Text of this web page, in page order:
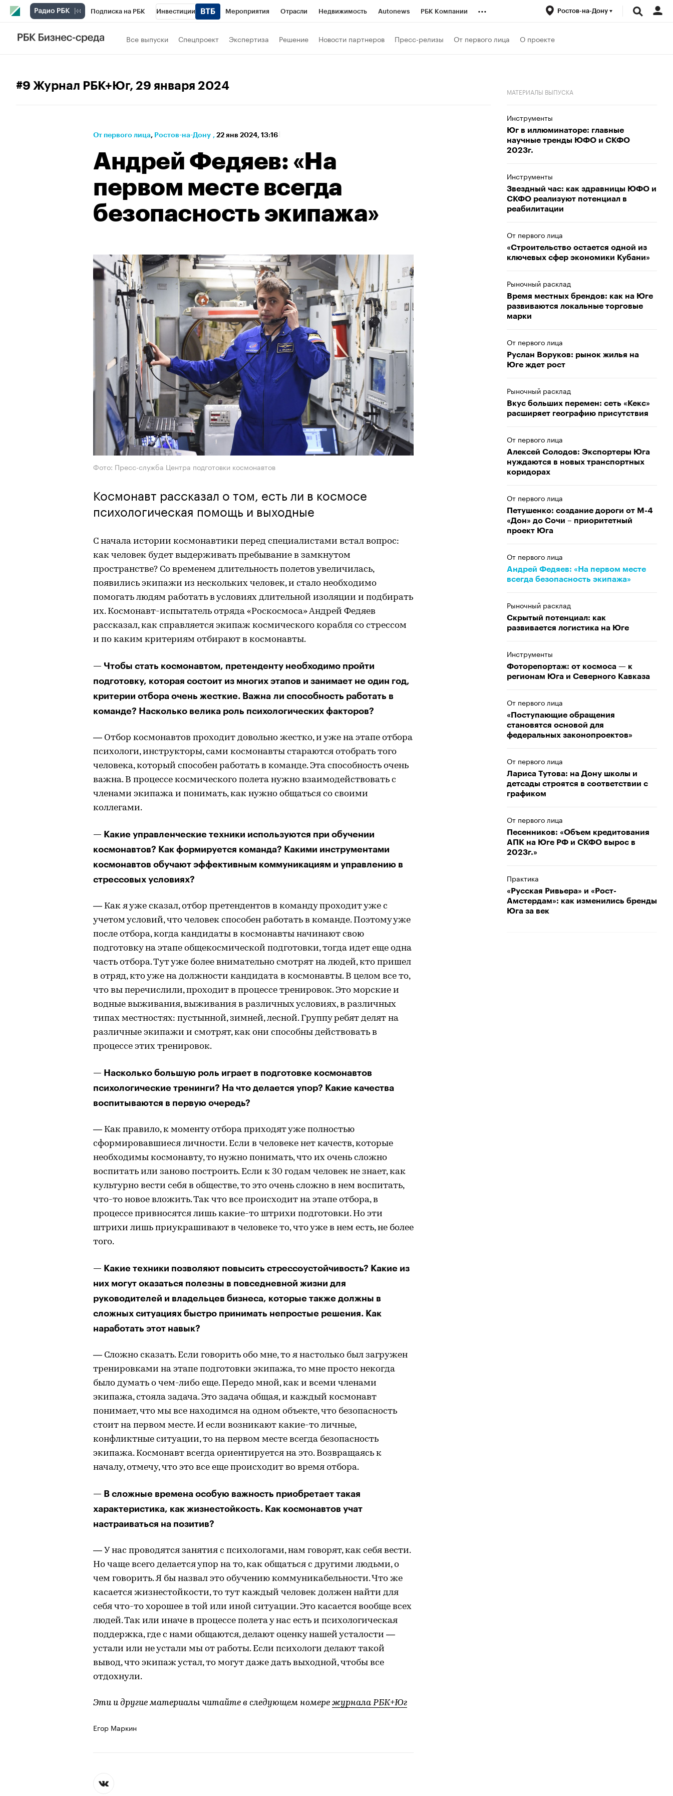
Подписка на РБК Инвестиции Мероприятия Отрасли Недвижимость Autonews РБК Компании
Телеканал
... Ростов-на-Дону
Все выпуски Спецпроект Экспертиза Решение Новости партнеров Пресс-релизы От первого лица О проекте
#9 Журнал РБК+Юг, 29 января 2024
От первого лица⁠, Ростов-на-Дону , 22 янв 2024, 13:16
Андрей Федяев: «На
первом месте всегда
безопасность экипажа»
Фото: Пресс-служба Центра подготовки космонавтов
Космонавт рассказал о том, есть ли в космосе
психологическая помощь и выходные
С начала истории космонавтики перед специалистами встал вопрос:
как человек будет выдерживать пребывание в замкнутом
пространстве? Со временем длительность полетов увеличилась,
появились экипажи из нескольких человек, и стало необходимо
помогать людям работать в условиях длительной изоляции и подбирать
их. Космонавт-испытатель отряда «Роскосмоса» Андрей Федяев
рассказал, как справляется экипаж космического корабля со стрессом
и по каким критериям отбирают в космонавты.
— Чтобы стать космонавтом, претенденту необходимо пройти
подготовку, которая состоит из многих этапов и занимает не один год,
критерии отбора очень жесткие. Важна ли способность работать в
команде? Насколько велика роль психологических факторов?
— Отбор космонавтов проходит довольно жестко, и уже на этапе отбора
психологи, инструкторы, сами космонавты стараются отобрать того
человека, который способен работать в команде. Эта способность очень
важна. В процессе космического полета нужно взаимодействовать с
членами экипажа и понимать, как нужно общаться со своими
коллегами.
— Какие управленческие техники используются при обучении
космонавтов? Как формируется команда? Какими инструментами
космонавтов обучают эффективным коммуникациям и управлению в
стрессовых условиях?
— Как я уже сказал, отбор претендентов в команду проходит уже с
учетом условий, что человек способен работать в команде. Поэтому уже
после отбора, когда кандидаты в космонавты начинают свою
подготовку на этапе общекосмической подготовки, тогда идет еще одна
часть отбора. Тут уже более внимательно смотрят на людей, кто пришел
в отряд, кто уже на должности кандидата в космонавты. В целом все то,
что вы перечислили, проходит в процессе тренировок. Это морские и
водные выживания, выживания в различных условиях, в различных
типах местностях: пустынной, зимней, лесной. Группу ребят делят на
различные экипажи и смотрят, как они способны действовать в
процессе этих тренировок.
— Насколько большую роль играет в подготовке космонавтов
психологические тренинги? На что делается упор? Какие качества
воспитываются в первую очередь?
— Как правило, к моменту отбора приходят уже полностью
сформировавшиеся личности. Если в человеке нет качеств, которые
необходимы космонавту, то нужно понимать, что их очень сложно
воспитать или заново построить. Если к 30 годам человек не знает, как
культурно вести себя в обществе, то это очень сложно в нем воспитать,
что-то новое вложить. Так что все происходит на этапе отбора, в
процессе привносятся лишь какие-то штрихи подготовки. Но эти
штрихи лишь приукрашивают в человеке то, что уже в нем есть, не более
того.
— Какие техники позволяют повысить стрессоустойчивость? Какие из
них могут оказаться полезны в повседневной жизни для
руководителей и владельцев бизнеса, которые также должны в
сложных ситуациях быстро принимать непростые решения. Как
наработать этот навык?
— Сложно сказать. Если говорить обо мне, то я настолько был загружен
тренировками на этапе подготовки экипажа, то мне просто некогда
было думать о чем-либо еще. Передо мной, как и всеми членами
экипажа, стояла задача. Это задача общая, и каждый космонавт
понимает, что мы все находимся на одном объекте, что безопасность
стоит на первом месте. И если возникают какие-то личные,
конфликтные ситуации, то на первом месте всегда безопасность
экипажа. Космонавт всегда ориентируется на это. Возвращаясь к
началу, отмечу, что это все еще происходит во время отбора.
— В сложные времена особую важность приобретает такая
характеристика, как жизнестойкость. Как космонавтов учат
настраиваться на позитив?
— У нас проводятся занятия с психологами, нам говорят, как себя вести.
Но чаще всего делается упор на то, как общаться с другими людьми, о
чем говорить. Я бы назвал это обучению коммуникабельности. Что же
касается жизнестойкости, то тут каждый человек должен найти для
себя что-то хорошее в той или иной ситуации. Это касается вообще всех
людей. Так или иначе в процессе полета у нас есть и психологическая
поддержка, где с нами общаются, делают оценку нашей усталости —
устали или не устали мы от работы. Если психологи делают такой
вывод, что экипаж устал, то могут даже дать выходной, чтобы все
отдохнули.
Эти и другие материалы читайте в следующем номере журнала РБК+Юг
Егор Маркин
МАТЕРИАЛЫ ВЫПУСКА
Инструменты
Юг в иллюминаторе: главные
научные тренды ЮФО и СКФО
2023г.
Инструменты
Звездный час: как здравницы ЮФО и
СКФО реализуют потенциал в
реабилитации
От первого лица
«Строительство остается одной из
ключевых сфер экономики Кубани»
Рыночный расклад
Время местных брендов: как на Юге
развиваются локальные торговые
марки
От первого лица
Руслан Воруков: рынок жилья на
Юге ждет рост
Рыночный расклад
Вкус больших перемен: сеть «Кекс»
расширяет географию присутствия
От первого лица
Алексей Солодов: Экспортеры Юга
нуждаются в новых транспортных
коридорах
От первого лица
Петушенко: создание дороги от М-4
«Дон» до Сочи – приоритетный
проект Юга
От первого лица
Андрей Федяев: «На первом месте
всегда безопасность экипажа»
Рыночный расклад
Скрытый потенциал: как
развивается логистика на Юге
Инструменты
Фоторепортаж: от космоса — к
регионам Юга и Северного Кавказа
От первого лица
«Поступающие обращения
становятся основой для
федеральных законопроектов»
От первого лица
Лариса Тутова: на Дону школы и
детсады строятся в соответствии с
графиком
От первого лица
Песенников: «Объем кредитования
АПК на Юге РФ и СКФО вырос в
2023г.»
Практика
«Русская Ривьера» и «Рост-
Амстердам»: как изменились бренды
Юга за век